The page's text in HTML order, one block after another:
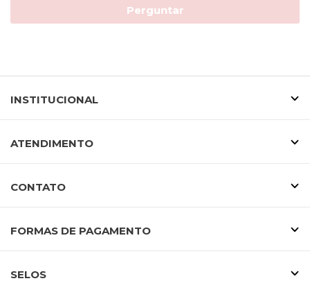
Perguntar
INSTITUCIONAL
ATENDIMENTO
CONTATO
FORMAS DE PAGAMENTO
SELOS